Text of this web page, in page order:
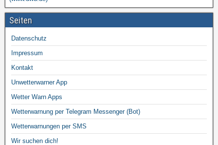
Seiten
Datenschutz
Impressum
Kontakt
Unwetterwarner App
Wetter Warn Apps
Wetterwarnung per Telegram Messenger (Bot)
Wetterwarnungen per SMS
Wir suchen dich!